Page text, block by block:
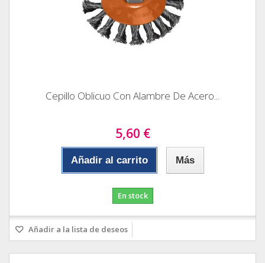
Cepillo Oblicuo Con Alambre De Acero...
5,60 €
Añadir al carrito Más
En stock
Añadir a la lista de deseos